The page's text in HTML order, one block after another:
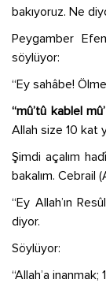
bakıyoruz. Ne
Peygamber
söylüyor:
“Ey sahâbe!
“mû’tû kablel
Allah size 10 kat
Şimdi açalım
bakalım. Cebrail
“Ey Allah’ın
diyor.
Söylüyor:
“Allah’a inanmak; 1,